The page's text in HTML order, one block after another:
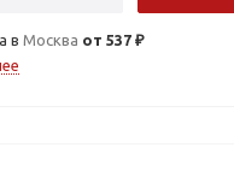
в Москва от 537 ₽